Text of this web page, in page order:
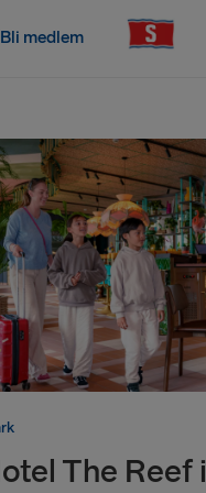
medlem
The Reef i